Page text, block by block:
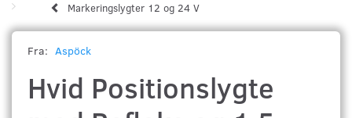
Markeringslygter 12 og 24 V
Fra: Aspöck
Hvid Positionslygte